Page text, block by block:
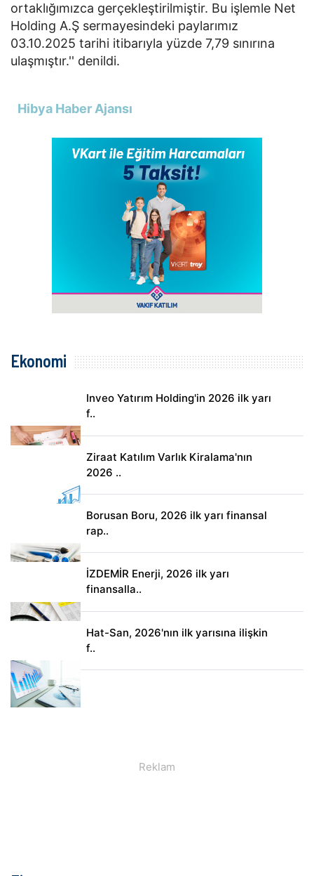
ortaklığımızca gerçekleştirilmiştir. Bu işlemle Net
Holding A.Ş sermayesindeki paylarımız
03.10.2025 tarihi itibarıyla yüzde 7,79 sınırına
ulaşmıştır.'' denildi.
Hibya Haber Ajansı
Ekonomi
Inveo Yatırım Holding'in 2026 ilk yarı
f..
Ziraat Katılım Varlık Kiralama'nın
2026 ..
Borusan Boru, 2026 ilk yarı finansal
rap..
İZDEMİR Enerji, 2026 ilk yarı
finansalla..
Hat-San, 2026'nın ilk yarısına ilişkin
f..